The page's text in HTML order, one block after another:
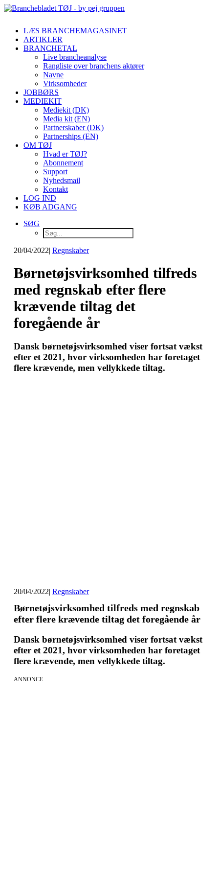
LÆS BRANCHEMAGASINET
ARTIKLER
BRANCHETAL
Live brancheanalyse
Rangliste over branchens aktører
Navne
Virksomheder
JOBBØRS
MEDIEKIT
Mediekit (DK)
Media kit (EN)
Partnerskaber (DK)
Partnerships (EN)
OM TØJ
Hvad er TØJ?
Abonnement
Support
Nyhedsmail
Kontakt
LOG IND
KØB ADGANG
SØG
20/04/2022| Regnskaber
Børnetøjsvirksomhed tilfreds
med regnskab efter flere
krævende tiltag det
foregående år
Dansk børnetøjsvirksomhed viser fortsat vækst
efter et 2021, hvor virksomheden har foretaget
flere krævende, men vellykkede tiltag.
20/04/2022| Regnskaber
Børnetøjsvirksomhed tilfreds med regnskab
efter flere krævende tiltag det foregående år
Dansk børnetøjsvirksomhed viser fortsat vækst
efter et 2021, hvor virksomheden har foretaget
flere krævende, men vellykkede tiltag.
ANNONCE